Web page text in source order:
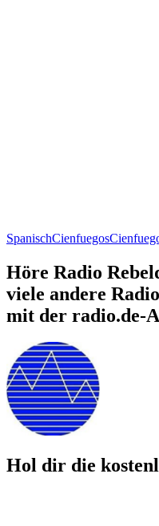
SpanischCienfuegos
Höre Radio
viele andere
mit der radio.de-
Hol dir die